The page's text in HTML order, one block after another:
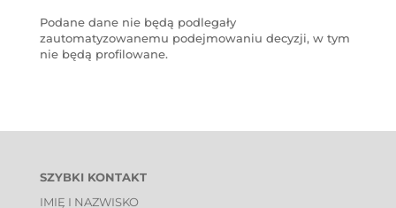
Podane dane nie będą podlegały
zautomatyzowanemu podejmowaniu decyzji, w tym
nie będą profilowane.
SZYBKI KONTAKT
IMIĘ I NAZWISKO